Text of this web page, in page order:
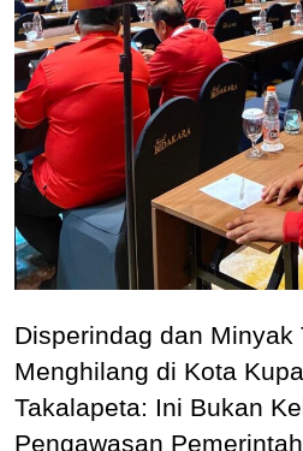
Disperindag dan Minyak
Menghilang di Kota
Takalapeta: Ini Bukan
Pengawasan Pemerintah